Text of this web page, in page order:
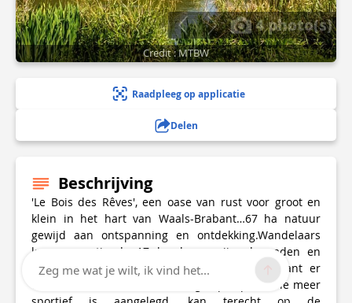
4 photo(s)
Credit : MTBW
Raadpleeg op applicatie
Delen
Beschrijving
'Le Bois des Rêves', een oase van rust voor groot en
klein in het hart van Waals-Brabant…67 ha natuur
gewijd aan ontspanning en ontdekking.Wandelaars
kunnen rustig de 17 km bewegwijzerde paden en
wegen volgen. Voor kinderen is het feest want er
wacht hen een immens beveiligd speelplein.Wie meer
Zeg me wat je wilt, ik vind het...